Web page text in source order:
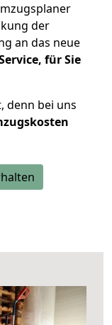
der
an das neue
für Sie
denn bei uns